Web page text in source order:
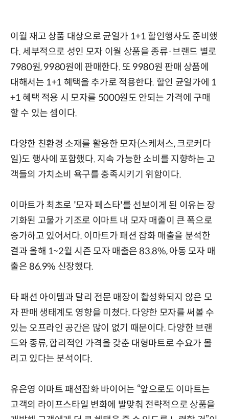
이월 재고 상품 대상으로 균일가 1+1 할인행사도 준비했
다. 세부적으로 성인 모자 이월 상품을 종류·브랜드 별로
7980원, 9980원에 판매한다. 또 9980원 판매 상품에
대해서는 1+1 혜택을 추가로 적용한다. 할인 균일가에 1
+1 혜택 적용 시 모자를 5000원도 안되는 가격에 구매
할 수 있는 셈이다.
다양한 친환경 소재를 활용한 모자(스케쳐스, 크로커다
일)도 행사에 포함했다. 지속 가능한 소비를 지향하는 고
객들의 가치소비 욕구를 충족시키기 위함이다.
이마트가 최초로 '모자 페스타'를 선보이게 된 이유는 장
기화된 고물가 기조로 이마트 내 모자 매출이 큰 폭으로
증가하고 있어서다. 이마트가 패션 잡화 매출을 분석한
결과 올해 1~2월 시즌 모자 매출은 83.8%, 아동 모자 매
출은 86.9% 신장했다.
타 패션 아이템과 달리 전문 매장이 활성화되지 않은 모
자 판매 생태계도 영향을 미쳤다. 다양한 모자를 써볼 수
있는 오프라인 공간은 많이 없기 때문이다. 다양한 브랜
드와 종류, 합리적인 가격을 갖춘 대형마트로 수요가 몰
리고 있다는 분석이다.
유은영 이마트 패션잡화 바이어는 “앞으로도 이마트는
고객의 라이프스타일 변화에 발맞춰 전략적으로 상품을